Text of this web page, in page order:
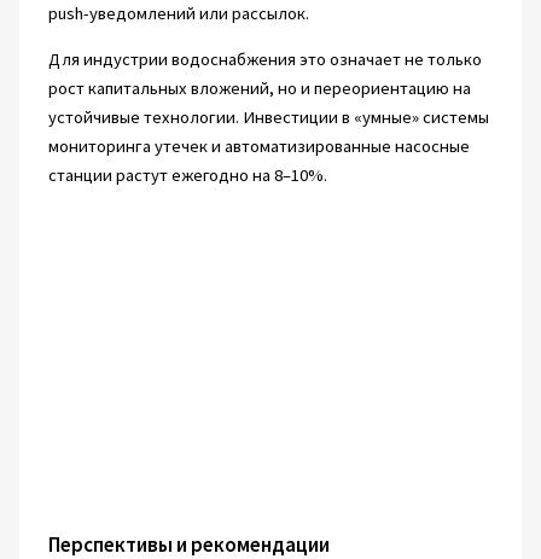
push-уведомлений или рассылок.
Для индустрии водоснабжения это означает не только
рост капитальных вложений, но и переориентацию на
устойчивые технологии. Инвестиции в «умные» системы
мониторинга утечек и автоматизированные насосные
станции растут ежегодно на 8–10%.
Перспективы и рекомендации